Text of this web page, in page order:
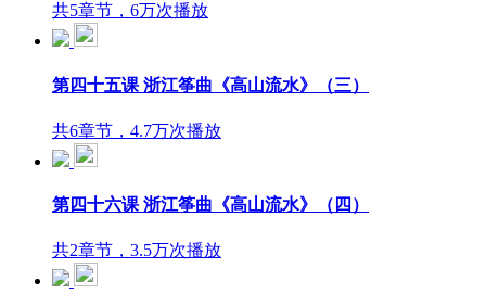
共5章节，6万次播放
第四十五课 浙江筝曲《高山流水》（三）
共6章节，4.7万次播放
第四十六课 浙江筝曲《高山流水》（四）
共2章节，3.5万次播放